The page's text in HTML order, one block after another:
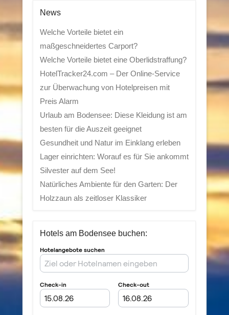
News
Welche Vorteile bietet ein
maßgeschneidertes Carport?
Welche Vorteile bietet eine Oberlidstraffung?
HotelTracker24.com – Der Online-Service
zur Überwachung von Hotelpreisen mit
Preis Alarm
Urlaub am Bodensee: Diese Kleidung ist am
besten für die Auszeit geeignet
Gesundheit und Natur im Einklang erleben
Lager einrichten: Worauf es für Sie ankommt
Silvester auf dem See!
Natürliches Ambiente für den Garten: Der
Holzzaun als zeitloser Klassiker
Hotels am Bodensee buchen: